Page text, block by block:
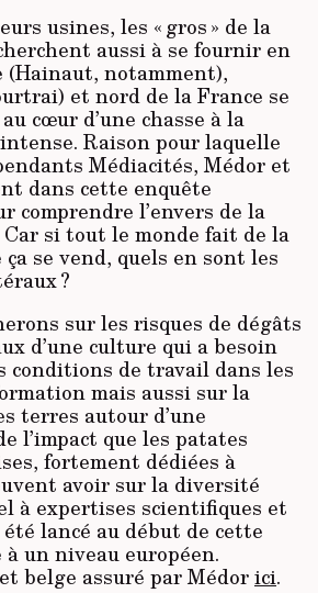
usines, les « gros » de la
aussi à se fournir en
(Hainaut, notamment),
et nord de la France se
cœur d’une chasse à la
Raison pour laquelle
Médiacités, Médor et
dans cette enquête
comprendre l’envers de la
si tout le monde fait de la
se vend, quels en sont les
?
sur les risques de dégâts
d’une culture qui a besoin
conditions de travail dans les
mais aussi sur la
terres autour d’une
l’impact que les patates
fortement dédiées à
avoir sur la diversité
à expertises scientifiques et
lancé au début de cette
un niveau européen.
belge assuré par Médorici.